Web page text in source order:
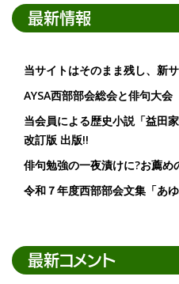
最新情報
当サイトはそのまま残し、新
AYSA西部部会総会と俳句大会
当会員による歴史小説「益田
改訂版 出版!!
俳句勉強の一夜漬けに?お薦め
令和７年度西部部会文集「あ
最新コメント